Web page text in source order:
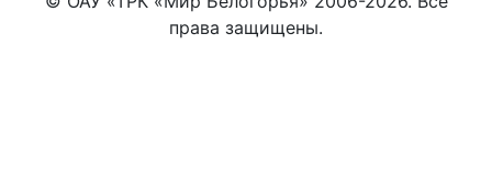
права защищены.